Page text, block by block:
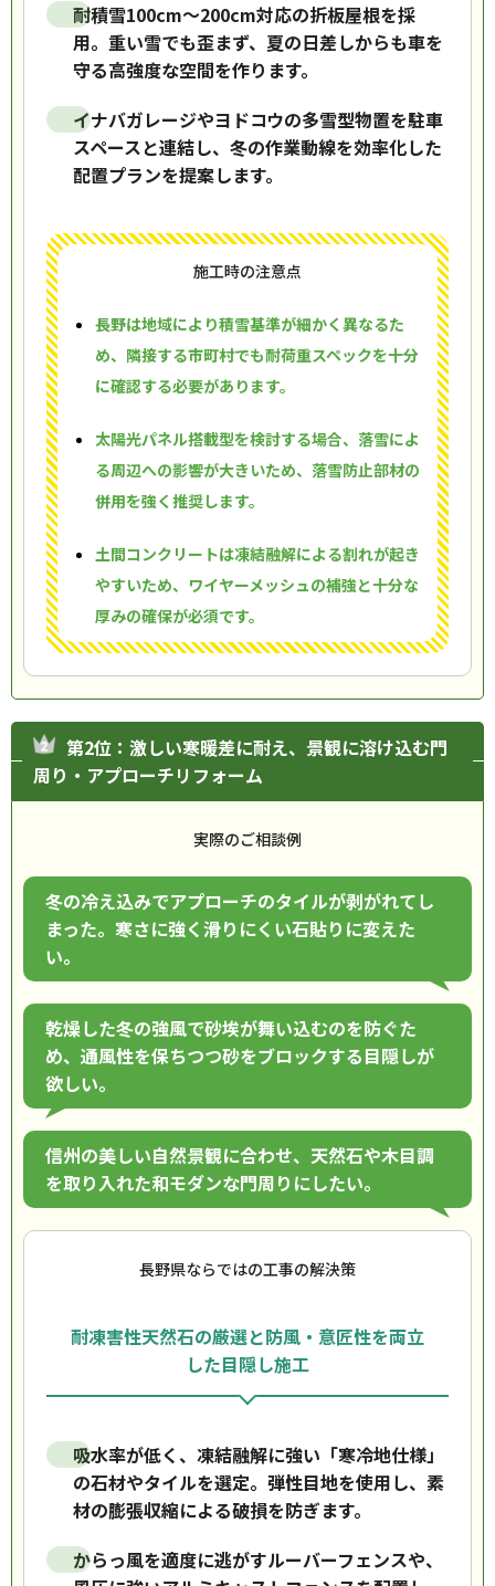
耐積雪100cm〜200cm対応の折板屋根を採
用。重い雪でも歪まず、夏の日差しからも車を
守る高強度な空間を作ります。
イナバガレージやヨドコウの多雪型物置を駐車
スペースと連結し、冬の作業動線を効率化した
配置プランを提案します。
施工時の注意点
長野は地域により積雪基準が細かく異なるた
め、隣接する市町村でも耐荷重スペックを十分
に確認する必要があります。
太陽光パネル搭載型を検討する場合、落雪によ
る周辺への影響が大きいため、落雪防止部材の
併用を強く推奨します。
土間コンクリートは凍結融解による割れが起き
やすいため、ワイヤーメッシュの補強と十分な
厚みの確保が必須です。
第2位：激しい寒暖差に耐え、景観に溶け込む門
周り・アプローチリフォーム
実際のご相談例
冬の冷え込みでアプローチのタイルが剥がれてし
まった。寒さに強く滑りにくい石貼りに変えた
い。
乾燥した冬の強風で砂埃が舞い込むのを防ぐた
め、通風性を保ちつつ砂をブロックする目隠しが
欲しい。
信州の美しい自然景観に合わせ、天然石や木目調
を取り入れた和モダンな門周りにしたい。
長野県ならではの工事の解決策
耐凍害性天然石の厳選と防風・意匠性を両立
した目隠し施工
吸水率が低く、凍結融解に強い「寒冷地仕様」
の石材やタイルを選定。弾性目地を使用し、素
材の膨張収縮による破損を防ぎます。
からっ風を適度に逃がすルーバーフェンスや、